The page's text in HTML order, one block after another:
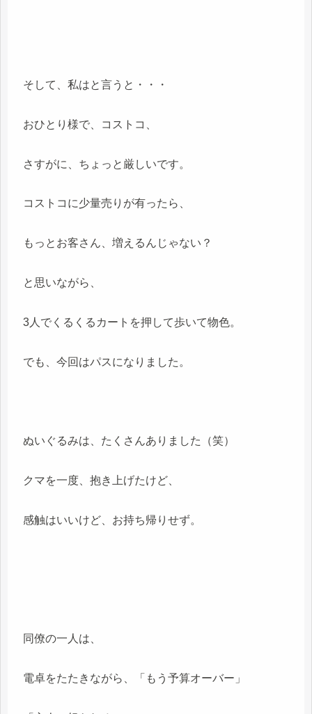
そして、私はと言うと・・・
おひとり様で、コストコ、
さすがに、ちょっと厳しいです。
コストコに少量売りが有ったら、
もっとお客さん、増えるんじゃない？
と思いながら、
3人でくるくるカートを押して歩いて物色。
でも、今回はパスになりました。
ぬいぐるみは、たくさんありました（笑）
クマを一度、抱き上げたけど、
感触はいいけど、お持ち帰りせず。
同僚の一人は、
電卓をたたきながら、「もう予算オーバー」